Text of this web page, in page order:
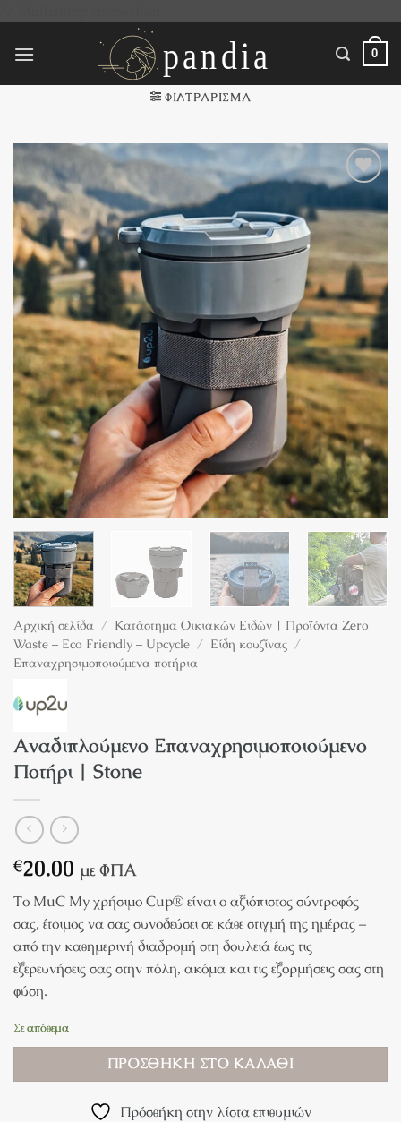
περιεχόμενο
0
ΦΙΛΤΡΆΡΙΣΜΑ
στην
λίστα
επιθυμιών
Αρχική σελίδα / Κατάστημα Οικιακών Ειδών | Προϊόντα Zero
Waste – Eco Friendly – Upcycle / Είδη κουζίνας /
Επαναχρησιμοποιούμενα ποτήρια
Αναδιπλούμενο Επαναχρησιμοποιούμενο
Ποτήρι | Stone
€20.00 με ΦΠΑ
Το MuC My χρήσιμο Cup® είναι ο αξιόπιστος σύντροφός
σας, έτοιμος να σας συνοδεύσει σε κάθε στιγμή της ημέρας –
από την καθημερινή διαδρομή στη δουλειά έως τις
εξερευνήσεις σας στην πόλη, ακόμα και τις εξορμήσεις σας στη
φύση.
Σε απόθεμα
ΠΡΟΣΘΉΚΗ ΣΤΟ ΚΑΛΆΘΙ
Πρόσθήκη στην λίστα επιθυμιών